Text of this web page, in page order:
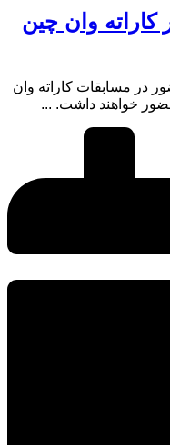
وان چین
در مسابقات کاراته وان
خواهند داشت. ...